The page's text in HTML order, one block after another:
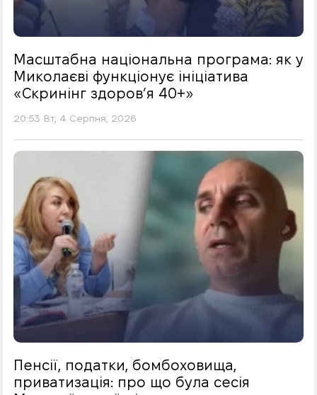
Масштабна національна програма: як у
Миколаєві функціонує ініціатива
«Скринінг здоровʼя 40+»
20:53 Вт, 4 Серпня, 2026
Пенсії, податки, бомбоховища,
приватизація: про що була сесія